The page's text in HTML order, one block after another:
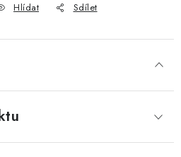
Hlídat Sdílet